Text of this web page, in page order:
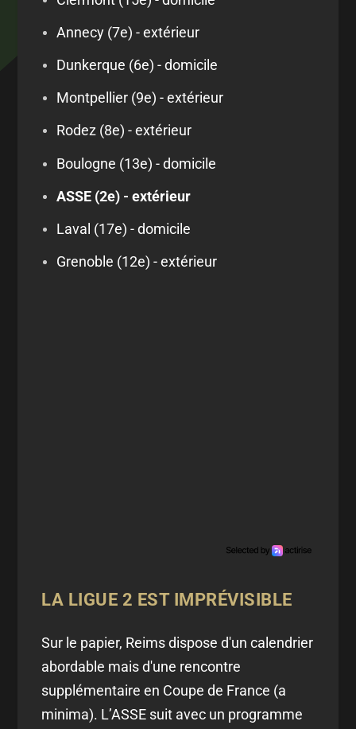
Annecy (7e) - extérieur
Dunkerque (6e) - domicile
Montpellier (9e) - extérieur
Rodez (8e) - extérieur
Boulogne (13e) - domicile
ASSE (2e) - extérieur
Laval (17e) - domicile
Grenoble (12e) - extérieur
LA LIGUE 2 EST IMPRÉVISIBLE
Sur le papier, Reims dispose d'un calendrier
abordable mais d'une rencontre
supplémentaire en Coupe de France (a
minima). L’ASSE suit avec un programme